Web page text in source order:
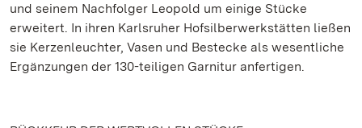
und seinem Nachfolger Leopold um einige Stücke
erweitert. In ihren Karlsruher Hofsilberwerkstätten ließen
sie Kerzenleuchter, Vasen und Bestecke als wesentliche
Ergänzungen der 130-teiligen Garnitur anfertigen.